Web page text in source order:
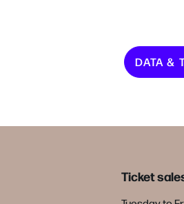
DATA &
Ticket